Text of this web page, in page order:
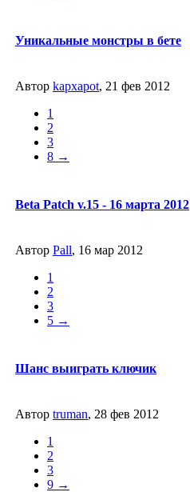
Уникальные монстры в бете
Автор kapxapot, 21 фев 2012
1
2
3
8 →
Beta Patch v.15 - 16 марта 2012
Автор Pall, 16 мар 2012
1
2
3
5 →
Шанс выиграть ключик
Автор truman, 28 фев 2012
1
2
3
9 →